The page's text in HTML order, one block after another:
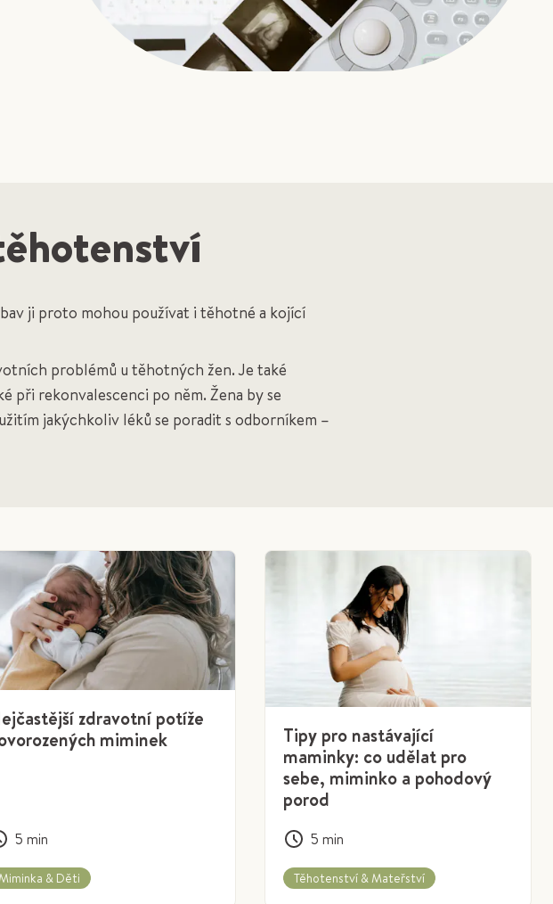
ji proto mohou používat i těhotné a kojící
problémů u těhotných žen. Je také
při rekonvalescenci po něm. Žena by se
jakýchkoliv léků se poradit s odborníkem –
zdravotní potíže
miminek
5 min
& Děti
Tipy pro nastávající
maminky: co udělat pro
sebe, miminko a pohodový
porod
5 min
Těhotenství & Mateřství